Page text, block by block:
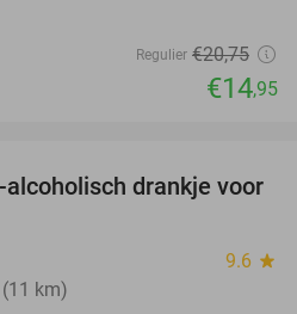
Regulier €20,75
€14,95
52%
alcoholisch drankje voor
9.6 star
km)